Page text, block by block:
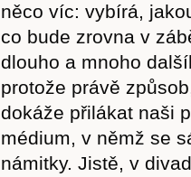
něco víc: vybírá,
co bude zrovna v
dlouho a mnoho
protože právě
dokáže přilákat naši
médium, v němž se
námitky. Jistě, v